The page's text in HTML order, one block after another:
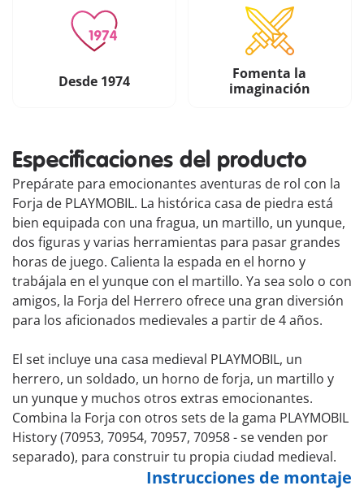
Desde 1974
Fomenta la
imaginación
Especificaciones del producto
Prepárate para emocionantes aventuras de rol con la
Forja de PLAYMOBIL. La histórica casa de piedra está
bien equipada con una fragua, un martillo, un yunque,
dos figuras y varias herramientas para pasar grandes
horas de juego. Calienta la espada en el horno y
trabájala en el yunque con el martillo. Ya sea solo o con
amigos, la Forja del Herrero ofrece una gran diversión
para los aficionados medievales a partir de 4 años.
El set incluye una casa medieval PLAYMOBIL, un
herrero, un soldado, un horno de forja, un martillo y
un yunque y muchos otros extras emocionantes.
Combina la Forja con otros sets de la gama PLAYMOBIL
History (70953, 70954, 70957, 70958 - se venden por
separado), para construir tu propia ciudad medieval.
Instrucciones de montaje